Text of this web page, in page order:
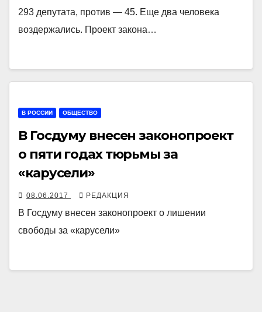
293 депутата, против — 45. Еще два человека
воздержались. Проект закона…
В РОССИИ ОБЩЕСТВО
В Госдуму внесен законопроект
о пяти годах тюрьмы за
«карусели»
08.06.2017 РЕДАКЦИЯ
В Госдуму внесен законопроект о лишении
свободы за «карусели»